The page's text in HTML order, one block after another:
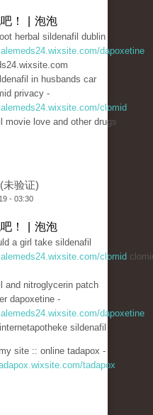
！ | 泡泡
herbal sildenafil dublin
dapoxetine
in husbands car
privacy -
clomid
movie love and other drugs
未验证)
- 03:30
！ | 泡泡
a girl take sildenafil
clomid
and nitroglycerin patch
dapoxetine -
dapoxetine
sildenafil
site :: online tadapox -
tadapox